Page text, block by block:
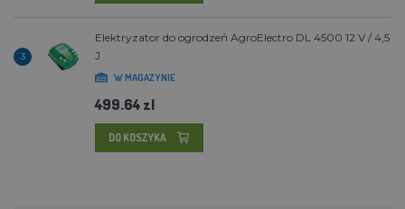
3
Elektryzator do ogrodzeń AgroElectro DL 4500 12 V / 4,5
J
W MAGAZYNIE
499.64 zl
DO KOSZYKA